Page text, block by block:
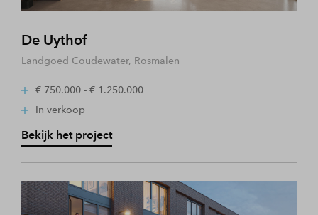
De Uythof
Landgoed Coudewater, Rosmalen
€ 750.000 - € 1.250.000
In verkoop
Bekijk het project